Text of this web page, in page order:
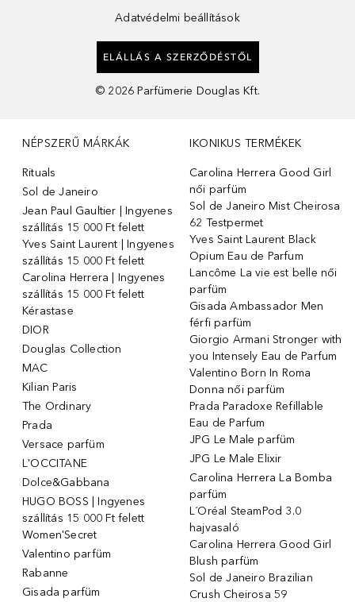
Adatvédelmi beállítások
ELÁLLÁS A SZERZŐDÉSTŐL
© 2026 Parfümerie Douglas Kft.
NÉPSZERŰ MÁRKÁK
Rituals
Sol de Janeiro
Jean Paul Gaultier | Ingyenes
szállítás 15 000 Ft felett
Yves Saint Laurent | Ingyenes
szállítás 15 000 Ft felett
Carolina Herrera | Ingyenes
szállítás 15 000 Ft felett
Kérastase
DIOR
Douglas Collection
MAC
Kilian Paris
The Ordinary
Prada
Versace parfüm
L'OCCITANE
Dolce&Gabbana
HUGO BOSS | Ingyenes
szállítás 15 000 Ft felett
Women'Secret
Valentino parfüm
Rabanne
Gisada parfüm
IKONIKUS TERMÉKEK
Carolina Herrera Good Girl
női parfüm
Sol de Janeiro Mist Cheirosa
62 Testpermet
Yves Saint Laurent Black
Opium Eau de Parfum
Lancôme La vie est belle női
parfüm
Gisada Ambassador Men
férfi parfüm
Giorgio Armani Stronger with
you Intensely Eau de Parfum
Valentino Born In Roma
Donna női parfüm
Prada Paradoxe Refillable
Eau de Parfum
JPG Le Male parfüm
JPG Le Male Elixir
Carolina Herrera La Bomba
parfüm
L´Oréal SteamPod 3.0
hajvasaló
Carolina Herrera Good Girl
Blush parfüm
Sol de Janeiro Brazilian
Crush Cheirosa 59